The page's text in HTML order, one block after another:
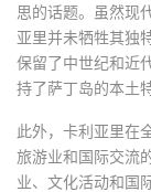
思的话题。虽然现
亚里并未牺牲其独
保留了中世纪和近
持了萨丁岛的本土
此外，卡利亚里在
旅游业和国际交流
业、文化活动和国